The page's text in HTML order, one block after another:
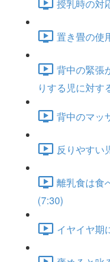
授乳時の対
置き畳の使
背中の緊張
りする児に対す
背中のマッ
反りやすい
離乳食は食
(7:30)
イヤイヤ期